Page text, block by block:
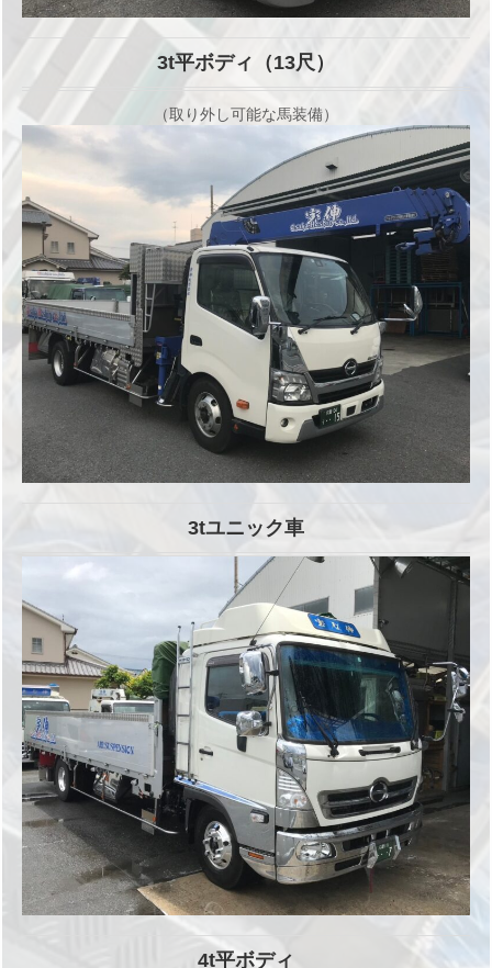
3t平ボディ（13尺）
（取り外し可能な馬装備）
3tユニック車
4t平ボディ